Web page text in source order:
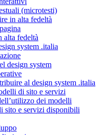
(microtesti)
in alta fedeltà
alta fedeltà
system .italia
design system
al design system .italia
di sito e servizi
dei modelli
sito e servizi disponibili